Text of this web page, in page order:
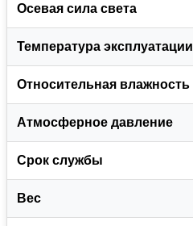
Осевая сила света
Температура эксплуатации
Относительная влажность
Атмосферное давление
Срок службы
Вес